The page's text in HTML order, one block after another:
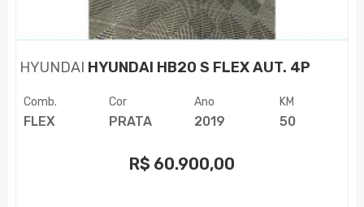
HYUNDAI HYUNDAI HB20 S FLEX AUT. 4P
Comb.
FLEX
Cor
PRATA
Ano
2019
KM
50
R$ 60.900,00